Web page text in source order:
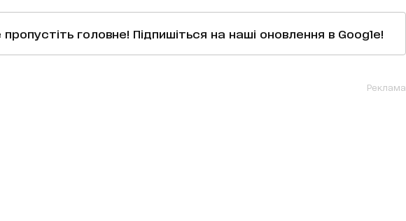
пропустіть головне! Підпишіться на наші оновлення в Google!
Реклама